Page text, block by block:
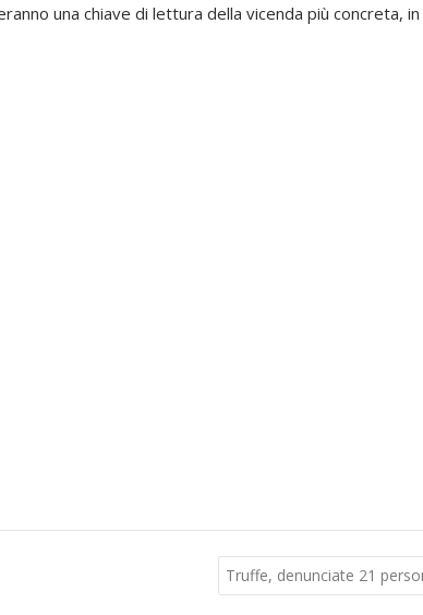
una chiave di lettura della vicenda più concreta, in
Truffe, denunciate 21